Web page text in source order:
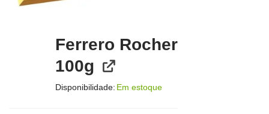
Ferrero Rocher
100g
Disponibilidade: Em estoque